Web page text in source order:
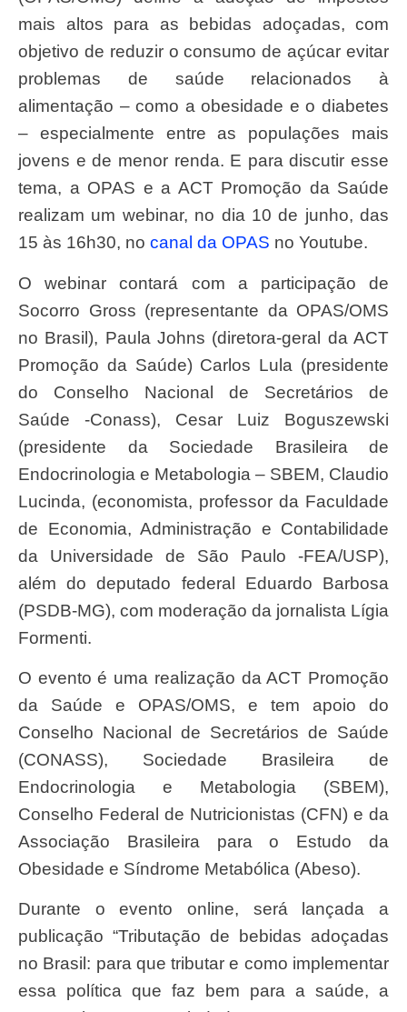
mais altos para as bebidas adoçadas, com
objetivo de reduzir o consumo de açúcar evitar
problemas de saúde relacionados à
alimentação – como a obesidade e o diabetes
– especialmente entre as populações mais
jovens e de menor renda. E para discutir esse
tema, a OPAS e a ACT Promoção da Saúde
realizam um webinar, no dia 10 de junho, das
15 às 16h30, no canal da OPAS no Youtube.
O webinar contará com a participação de
Socorro Gross (representante da OPAS/OMS
no Brasil), Paula Johns (diretora-geral da ACT
Promoção da Saúde) Carlos Lula (presidente
do Conselho Nacional de Secretários de
Saúde -Conass), Cesar Luiz Boguszewski
(presidente da Sociedade Brasileira de
Endocrinologia e Metabologia – SBEM, Claudio
Lucinda, (economista, professor da Faculdade
de Economia, Administração e Contabilidade
da Universidade de São Paulo -FEA/USP),
além do deputado federal Eduardo Barbosa
(PSDB-MG), com moderação da jornalista Lígia
Formenti.
O evento é uma realização da ACT Promoção
da Saúde e OPAS/OMS, e tem apoio do
Conselho Nacional de Secretários de Saúde
(CONASS), Sociedade Brasileira de
Endocrinologia e Metabologia (SBEM),
Conselho Federal de Nutricionistas (CFN) e da
Associação Brasileira para o Estudo da
Obesidade e Síndrome Metabólica (Abeso).
Durante o evento online, será lançada a
publicação “Tributação de bebidas adoçadas
no Brasil: para que tributar e como implementar
essa política que faz bem para a saúde, a